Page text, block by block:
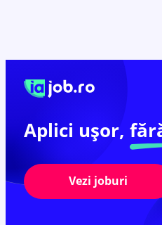
Aplici ușor,
Vezi joburi